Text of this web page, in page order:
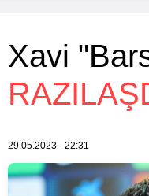
Xavi
29.05.2023 - 22:31